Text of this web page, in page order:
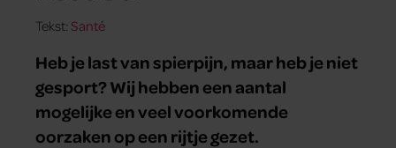
Tekst: Santé
Heb je last van spierpijn, maar heb je niet
gesport? Wij hebben een aantal
mogelijke en veel voorkomende
oorzaken op een rijtje gezet.